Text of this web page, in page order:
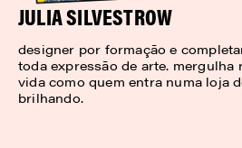
JULIA SILVESTROW
designer por formação e
toda expressão de arte. mergulha
vida como quem entra numa loja
brilhando.